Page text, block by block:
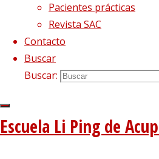
Pacientes prácticas
Revista SAC
Contacto
Buscar
Buscar:
Escuela Li Ping de
Imagen anterior
Imagen siguiente
Síguenos en Twitter
Tweets sobre liping_mtc
Dietética, Nutrición y